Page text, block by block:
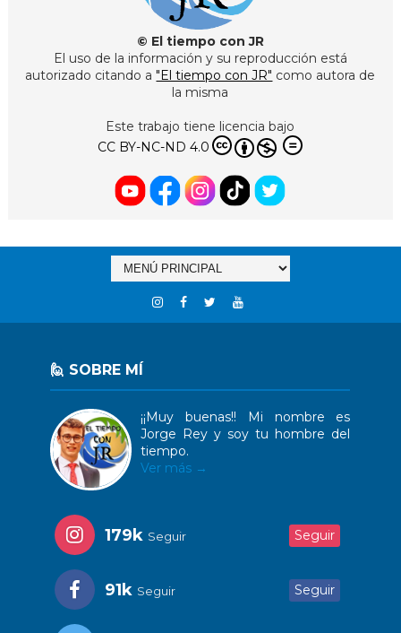
© El tiempo con JR
El uso de la información y su reproducción está
autorizado citando a "El tiempo con JR" como autora de
la misma
Este trabajo tiene licencia bajo
CC BY-NC-ND 4.0
🙋 SOBRE MÍ
¡¡Muy buenas!! Mi nombre es
Jorge Rey y soy tu hombre del
tiempo.
Ver más →
179k Seguir Seguir
91k Seguir Seguir